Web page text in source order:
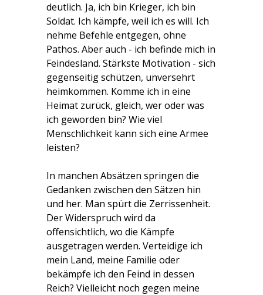
deutlich. Ja, ich bin Krieger, ich bin
Soldat. Ich kämpfe, weil ich es will. Ich
nehme Befehle entgegen, ohne
Pathos. Aber auch - ich befinde mich in
Feindesland. Stärkste Motivation - sich
gegenseitig schützen, unversehrt
heimkommen. Komme ich in eine
Heimat zurück, gleich, wer oder was
ich geworden bin? Wie viel
Menschlichkeit kann sich eine Armee
leisten?
In manchen Absätzen springen die
Gedanken zwischen den Sätzen hin
und her. Man spürt die Zerrissenheit.
Der Widerspruch wird da
offensichtlich, wo die Kämpfe
ausgetragen werden. Verteidige ich
mein Land, meine Familie oder
bekämpfe ich den Feind in dessen
Reich? Vielleicht noch gegen meine